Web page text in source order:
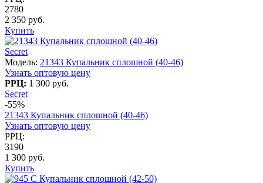
2780
2 350 руб.
Купить
Secret
Модель: 21343 Купальник сплошной (40-46)
Узнать оптовую цену
РРЦ: 1 300 руб.
Secret
-55%
21343 Купальник сплошной (40-46)
Узнать оптовую цену
РРЦ:
3190
1 300 руб.
Купить